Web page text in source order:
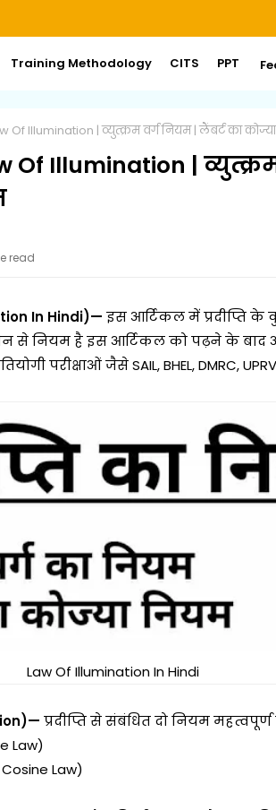
Training Methodology CITS PPT
Of Illumination | व्युत्क्रम वर्ग नियम | लैंबर्ट का
Of Illumination |
read
In Hindi)— इस आर्टिकल में प्रदीप्ति
से नियम है इस आर्टिकल को पढ़ने के
परीक्षाओं जैसे SAIL, BHEL, DMRC,
Law Of Illumination In Hindi
प्रदीप्ति से संबंधित दो नियम महत्वपूर्ण
Law)
Law)